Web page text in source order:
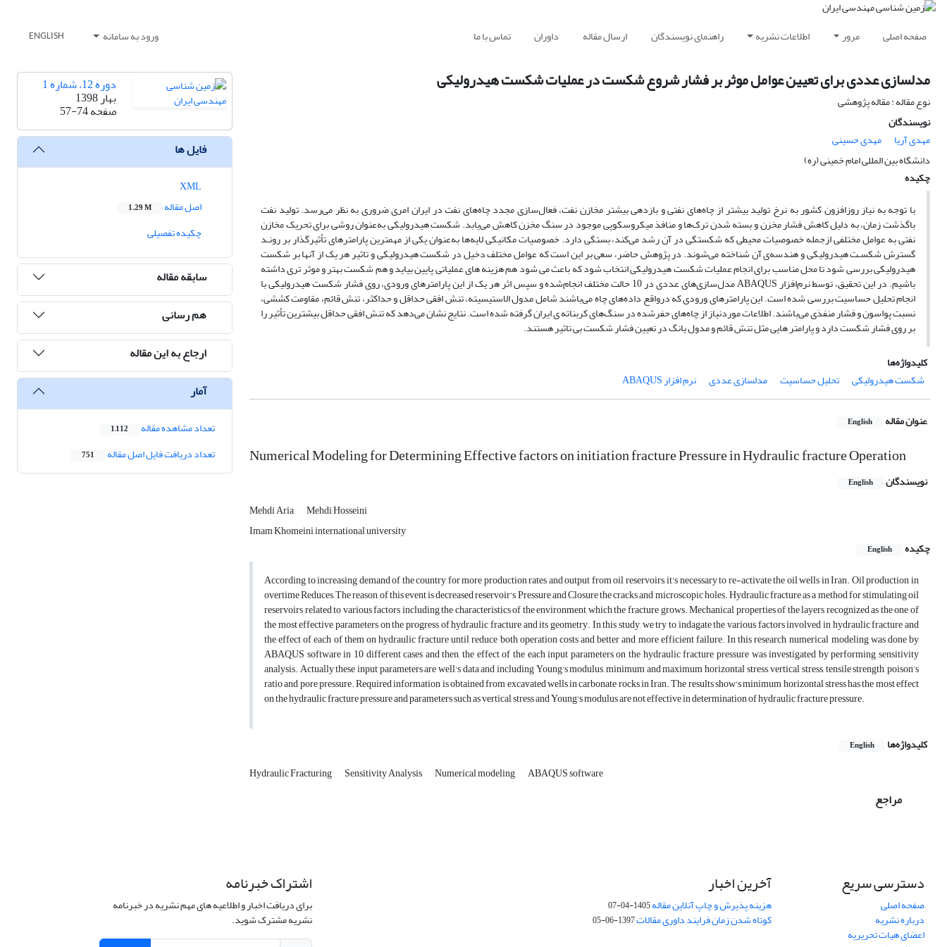
صفحه اصلی مرور اطلاعات نشریه راهنمای نویسندگان ارسال مقاله داوران تماس با ما ورود به سامانه ENGLISH
مدلسازی عددی برای تعیین عوامل موثر بر فشار شروع شکست در عملیات شکست هیدرولیکی
نوع مقاله : مقاله پژوهشی
نویسندگان
مهدی آریا
مهدی حسینی
دانشگاه بین المللی امام خمینی (ره)
چکیده
با توجه به نیاز روزافزون کشور به نرخ تولید بیشتر از چاه‌های نفتی و بازدهی بیشتر مخازن نفت، فعال‌سازی مجدد چاه‌های نفت در ایران امری ضروری به نظر می‌رسد. تولید نفت
باگذشت زمان، به دلیل کاهش فشار مخزن و بسته شدن ترک‌ها و منافذ میکروسکوپی موجود در سنگ مخزن کاهش می‌یابد. شکست هیدرولیکی به‌عنوان روشی برای تحریک مخازن
نفتی به عوامل مختلفی ازجمله خصوصیات محیطی که شکستگی در آن رشد می‌کند، بستگی دارد. خصوصیات مکانیکی لایه‌ها به‌عنوان یکی از مهمترین پارامترهای تأثیرگذار بر رونـد
گسترش شکسـت هیدرولیکی و هندسه‌ی آن شناخته می‌شوند. در پژوهش حاضر، سعی بر این است که عوامل مختلف دخیل در شکست هیدرولیکی و تاثیر هر یک از آنها بر شکست
هیدرولیکی بررسی شود تا محل مناسب برای انجام عملیات شکست هیدرولیکی انتخاب شود که باعث می شود هم هزینه های عملیاتی پایین بیاید و هم شکست بهتر و موثر تری داشته
باشیم. در این تحقیق، توسط نرم‌افزار ABAQUS مدل‌سازی‌های عددی در 10 حالت مختلف انجام‌شده و سپس اثر هر یک از این پارامترهای ورودی، روی فشار شکست هیدرولیکی با
انجام تحلیل حساسیت بررسی ‌شده است. این پارامترهای ورودی که درواقع داده‌های چاه می‌باشند شامل مدول الاستیسیته، تنش افقی حداقل و حداکثر، تنش قائم، مقاومت کششی،
نسبت پواسون و فشار منفذی می‌باشند. اطلاعات موردنیاز از چاه‌های حفرشده در سنگ‌های کربناته ی ایران گرفته شده است. نتایج نشان می‌دهد که تنش افقی حداقل بیشترین تأثیر را
بر روی فشار شکست دارد و پارامتر هایی مثل تنش قائم و مدول یانگ در تعیین فشار شکست بی تاثیر هستند.
کلیدواژه‌ها
شکست هیدرولیکی
تحلیل حساسیت مدلسازی عددی نرم افزار ABAQUS
عنوان مقاله English
Numerical Modeling for Determining Effective factors on initiation fracture Pressure in Hydraulic fracture Operation
نویسندگان English
Mehdi Aria
Mehdi Hosseini
Imam Khomeini international university
چکیده
English
According to increasing demand of the country for more production rates and output from oil reservoirs, it's necessary to re-activate the oil wells in Iran. Oil production in
overtime Reduces, The reason of this event is decreased reservoir's Pressure and Closure the cracks and microscopic holes. Hydraulic fracture as a method for stimulating oil
reservoirs related to various factors including the characteristics of the environment which the fracture grows. Mechanical properties of the layers recognized as the one of
the most effective parameters on the progress of hydraulic fracture and its geometry. In this study, we try to indagate the various factors involved in hydraulic fracture and
the effect of each of them on hydraulic fracture until reduce both operation costs and better and more efficient failure. In this research, numerical modeling was done by
ABAQUS software in 10 different cases and then, the effect of the each input parameters on the hydraulic fracture pressure was investigated by performing sensitivity
analysis. Actually these input parameters are well's data and including Young's modulus, minimum and maximum horizontal stress, vertical stress, tensile strength, poison’s
ratio and pore pressure. Required information is obtained from excavated wells in carbonate rocks in Iran. The results show's minimum horizontal stress has the most effect
on the hydraulic fracture pressure and parameters such as vertical stress and Young's modulus are not effective in determination of hydraulic fracture pressure.
کلیدواژه‌ها English
Hydraulic Fracturing Sensitivity Analysis Numerical modeling ABAQUS software
مراجع
دوره 12، شماره 1
بهار 1398
صفحه57-74
فایل ها
اصل مقاله
1.29 M
چکیده تفصیلی
سابقه مقاله
هم رسانی
ارجاع به این مقاله
آمار
تعداد مشاهده مقاله 1,112
تعداد دریافت فایل اصل مقاله 751
دسترسی سریع
صفحه اصلی
درباره نشریه
اعضای هیات تحریریه
آخرین اخبار
هزینه پذیرش و چاپ آنلاین مقاله1405-04-07
کوتاه شدن زمان فرایند داوری مقالات1397-06-05
اشتراک خبرنامه
برای دریافت اخبار و اطلاعیه های مهم نشریه در خبرنامه
نشریه مشترک شوید.